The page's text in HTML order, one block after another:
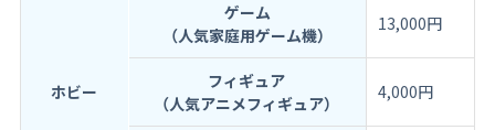
ホビー
ゲーム
（人気家庭用ゲーム機）
13,000円
フィギュア
（人気アニメフィギュア）
4,000円